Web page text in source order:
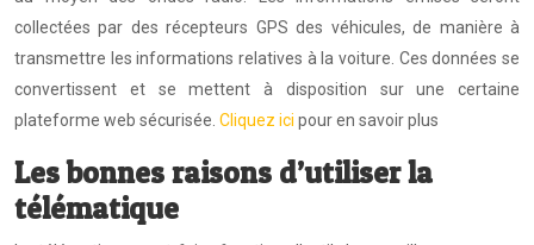
collectées par des récepteurs GPS des véhicules, de manière à
transmettre les informations relatives à la voiture. Ces données se
convertissent et se mettent à disposition sur une certaine
plateforme web sécurisée. Cliquez ici pour en savoir plus
Les bonnes raisons d’utiliser la
télématique